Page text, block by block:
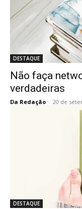
DESTAQUE
Não faça
verdadeiras
Da Redação - 20 de
DESTAQUE